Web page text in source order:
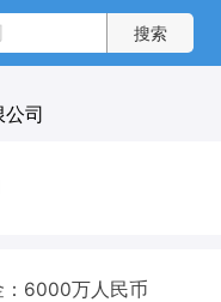
司
：6000万人民币